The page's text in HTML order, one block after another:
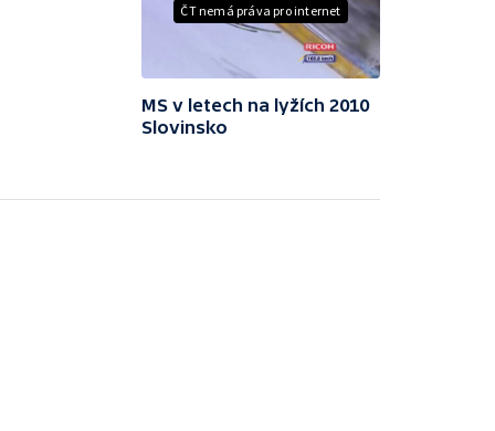
ČT nemá práva pro internet
MS v letech na lyžích 2010
Slovinsko